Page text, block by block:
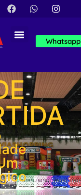
Whatsapp